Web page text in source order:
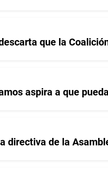
que la
aspira a que
directiva de la